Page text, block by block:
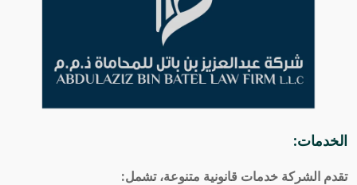
الخدمات:
تقدم الشركة خدمات قانونية متنوعة، تشمل: